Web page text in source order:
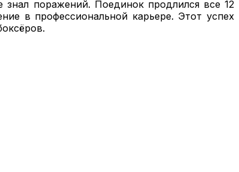
знал поражений. Поединок продлился все 12
в профессиональной карьере. Этот успех